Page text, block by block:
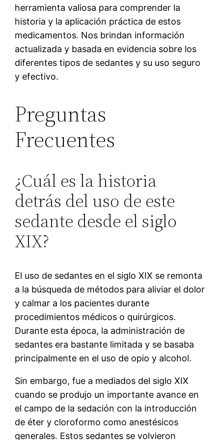
herramienta valiosa para comprender la
historia y la aplicación práctica de estos
medicamentos. Nos brindan información
actualizada y basada en evidencia sobre los
diferentes tipos de sedantes y su uso seguro
y efectivo.
Preguntas
Frecuentes
¿Cuál es la historia
detrás del uso de este
sedante desde el siglo
XIX?
El uso de sedantes en el siglo XIX se remonta
a la búsqueda de métodos para aliviar el dolor
y calmar a los pacientes durante
procedimientos médicos o quirúrgicos.
Durante esta época, la administración de
sedantes era bastante limitada y se basaba
principalmente en el uso de opio y alcohol.
Sin embargo, fue a mediados del siglo XIX
cuando se produjo un importante avance en
el campo de la sedación con la introducción
de éter y cloroformo como anestésicos
generales. Estos sedantes se volvieron